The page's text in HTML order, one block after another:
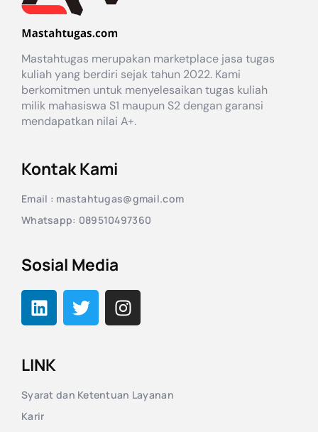
Mastahtugas merupakan marketplace jasa tugas
kuliah yang berdiri sejak tahun 2022. Kami
berkomitmen untuk menyelesaikan tugas kuliah
milik mahasiswa S1 maupun S2 dengan garansi
mendapatkan nilai A+.
Kontak Kami
Email : mastahtugas@gmail.com
Whatsapp: 089510497360
Sosial Media
LINK
Syarat dan Ketentuan Layanan
Karir